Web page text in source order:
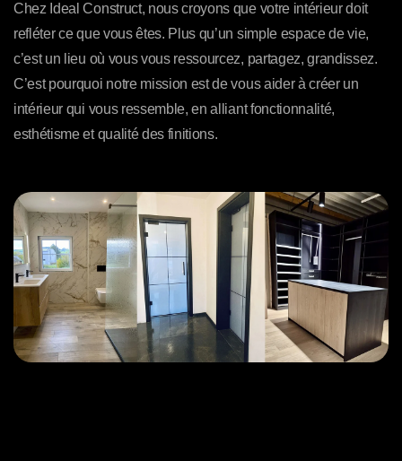
Chez Ideal Construct, nous croyons que votre intérieur doit
refléter ce que vous êtes. Plus qu’un simple espace de vie,
c’est un lieu où vous vous ressourcez, partagez, grandissez.
C’est pourquoi notre mission est de vous aider à créer un
intérieur qui vous ressemble, en alliant fonctionnalité,
esthétisme et qualité des finitions.